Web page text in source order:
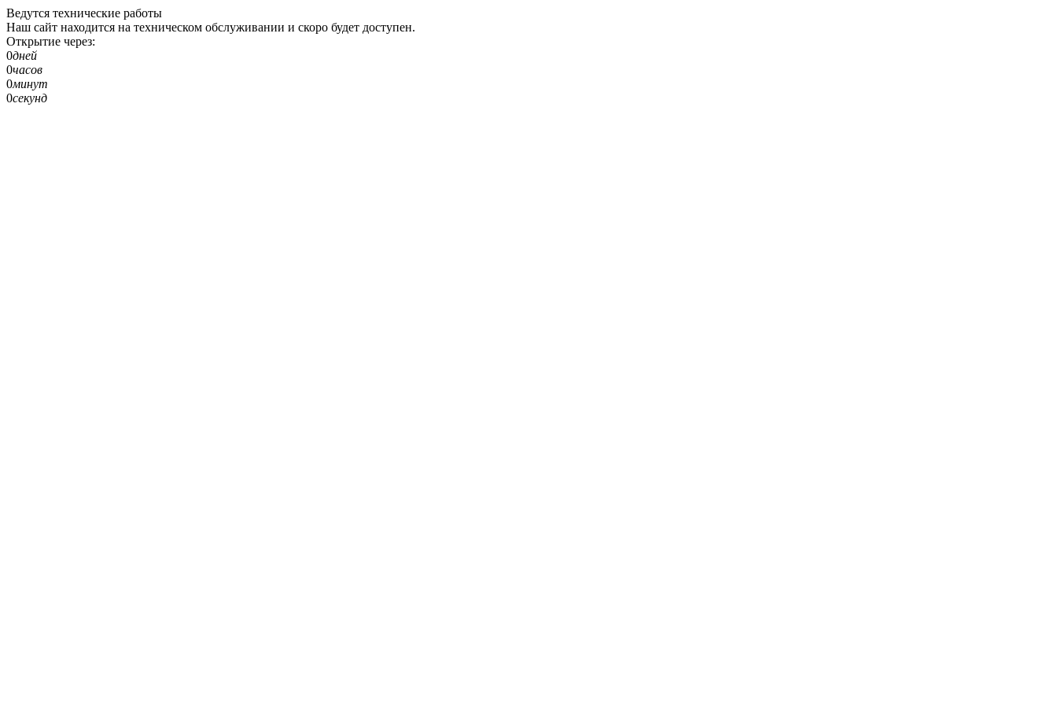
Ведутся технические работы
Наш сайт находится на техническом обслуживании и скоро будет доступен.
Открытие через:
0дней
0часов
0минут
0секунд